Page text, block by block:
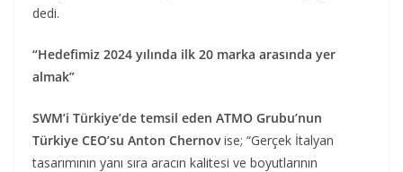
dedi.
“Hedefimiz 2024 yılında ilk 20 marka arasında yer
almak”
SWM’i Türkiye’de temsil eden ATMO Grubu’nun
Türkiye CEO’su Anton Chernovise; “Gerçek İtalyan
tasarımının yanı sıra aracın kalitesi ve boyutlarının